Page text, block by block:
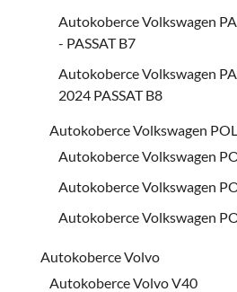
Autokoberce Volkswagen
- PASSAT B7
Autokoberce Volkswagen
2024 PASSAT B8
Autokoberce Volkswagen
Autokoberce Volkswagen
Autokoberce Volkswagen
Autokoberce Volkswagen
Autokoberce Volvo
Autokoberce Volvo V40